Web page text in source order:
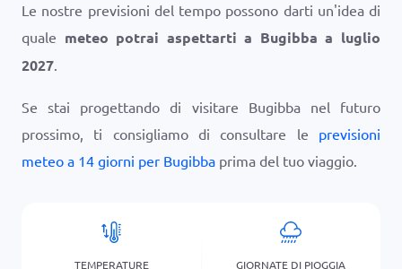
Le nostre previsioni del tempo possono darti un'idea di
quale meteo potrai aspettarti a Bugibba a luglio
2027.
Se stai progettando di visitare Bugibba nel futuro
prossimo, ti consigliamo di consultare le previsioni
meteo a 14 giorni per Bugibba prima del tuo viaggio.
TEMPERATURE GIORNATE DI PIOGGIA